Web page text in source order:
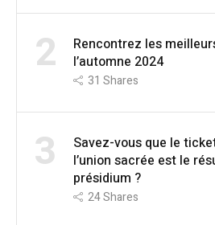
2
Rencontrez les
l’automne 2024
31 Shares
3
Savez-vous que le
l’union sacrée est le
présidium ?
24Shares